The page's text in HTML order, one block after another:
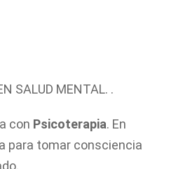
SALUD MENTAL. .
con Psicoterapia. En
para tomar consciencia